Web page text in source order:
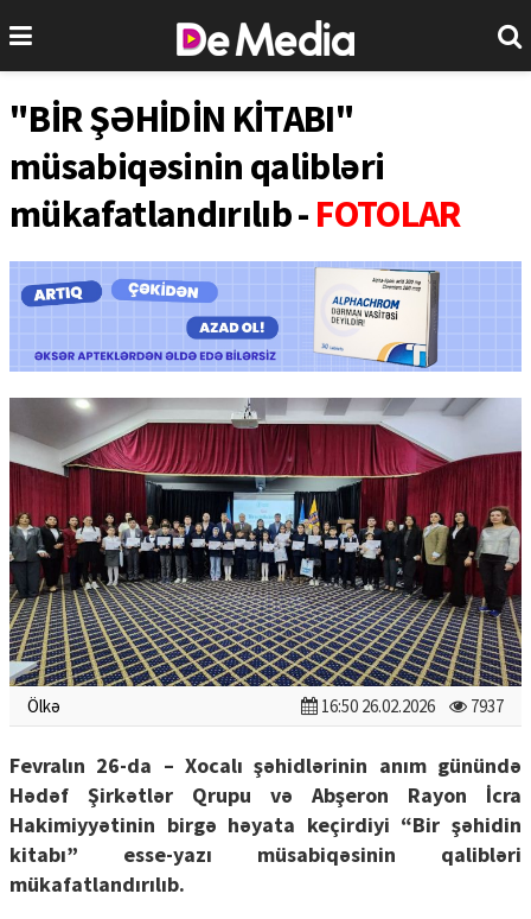
"BİR ŞƏHİDİN KİTABI"
müsabiqəsinin qalibləri
mükafatlandırılıb - FOTOLAR
Ölkə 16:50 26.02.2026 7937
Fevralın 26-da – Xocalı şəhidlərinin anım günündə
Hədəf Şirkətlər Qrupu və Abşeron Rayon İcra
Hakimiyyətinin birgə həyata keçirdiyi “Bir şəhidin
kitabı” esse-yazı müsabiqəsinin qalibləri
mükafatlandırılıb.